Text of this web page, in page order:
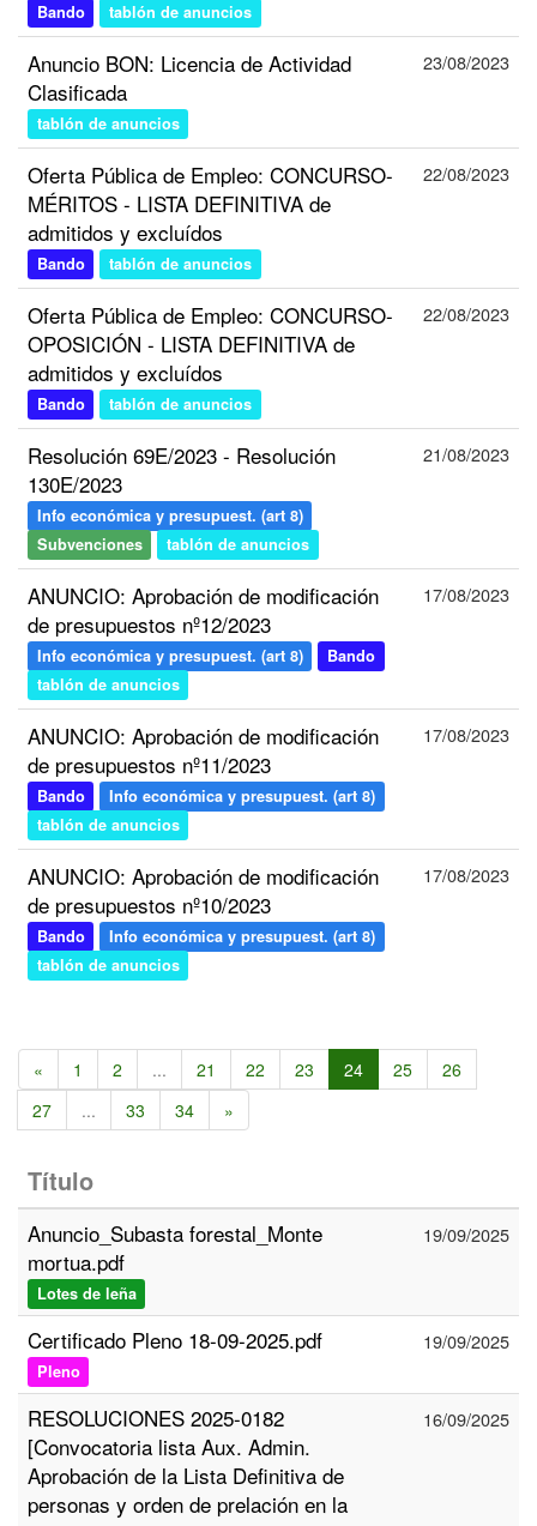
Bando tablón de anuncios
Anuncio BON: Licencia de Actividad
Clasificada
tablón de anuncios
23/08/2023
Oferta Pública de Empleo: CONCURSO-
MÉRITOS - LISTA DEFINITIVA de
admitidos y excluídos
Bando tablón de anuncios
22/08/2023
Oferta Pública de Empleo: CONCURSO-
OPOSICIÓN - LISTA DEFINITIVA de
admitidos y excluídos
Bando tablón de anuncios
22/08/2023
Resolución 69E/2023 - Resolución
130E/2023
Info económica y presupuest. (art 8)
Subvenciones
tablón de anuncios
21/08/2023
ANUNCIO: Aprobación de modificación
de presupuestos nº12/2023
Info económica y presupuest. (art 8)
Bando
tablón de anuncios
17/08/2023
ANUNCIO: Aprobación de modificación
de presupuestos nº11/2023
Bando
Info económica y presupuest. (art 8)
tablón de anuncios
17/08/2023
ANUNCIO: Aprobación de modificación
de presupuestos nº10/2023
Bando
Info económica y presupuest. (art 8)
tablón de anuncios
17/08/2023
« 1 2 ... 21 22 23 24 25
26
27
... 33 34 »
Título
Anuncio_Subasta forestal_Monte
mortua.pdf
Lotes de leña
19/09/2025
Certificado Pleno 18-09-2025.pdf
Pleno
19/09/2025
RESOLUCIONES 2025-0182
[Convocatoria lista Aux. Admin.
Aprobación de la Lista Definitiva de
personas y orden de prelación en la
16/09/2025